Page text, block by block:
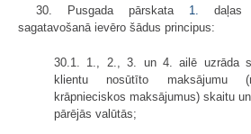
30. Pusgada pārskata 1. daļas
sagatavošanā ievēro šādus principus:
30.1. 1., 2., 3. un 4. ailē uzrāda
klientu nosūtīto maksājumu
krāpnieciskos maksājumus) skaitu
pārējās valūtās;